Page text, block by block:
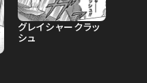
グレイシャークラッ
シュ